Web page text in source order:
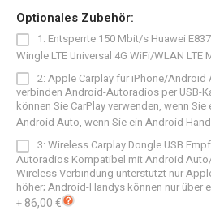
Optionales Zubehör:
1: Entsperrte 150 Mbit/s Huawei
Wingle LTE Universal 4G WiFi/WLAN LTE
2: Apple Carplay für iPhone/
verbinden Android-Autoradios per USB-
können Sie CarPlay verwenden, wenn
Android Auto, wenn Sie ein Android
3: Wireless Carplay Dongle USB
Autoradios Kompatibel mit Android
Wireless Verbindung unterstützt nur
höher; Android-Handys können nur über
+ 86,00 €